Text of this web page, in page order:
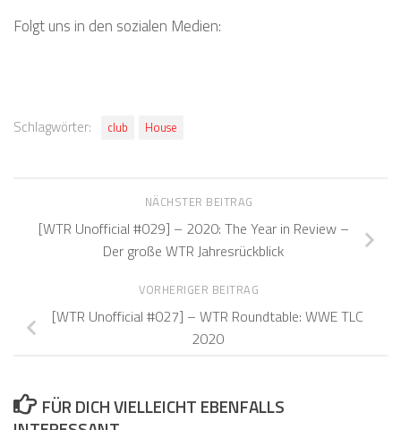
Folgt uns in den sozialen Medien:
Schlagwörter: club House
NÄCHSTER BEITRAG
[WTR Unofficial #029] – 2020: The Year in Review –
Der große WTR Jahresrückblick
VORHERIGER BEITRAG
[WTR Unofficial #027] – WTR Roundtable: WWE TLC
2020
FÜR DICH VIELLEICHT EBENFALLS